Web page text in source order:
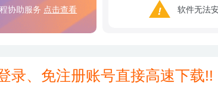
协助服务 点击查看 软件无法
录、免注册账号直接高速下